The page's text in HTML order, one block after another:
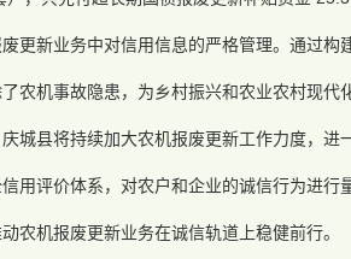
更新业务中对信用信息的严格管理。通过
农机事故隐患，为乡村振兴和农业农村现代
城县将持续加大农机报废更新工作力度，
用评价体系，对农户和企业的诚信行为进
农机报废更新业务在诚信轨道上稳健前行。